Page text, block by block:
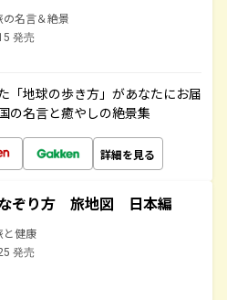
の名言＆絶景
発売
「地球の歩き方」があなたにお届
の名言と癒やしの絶景集
詳細を見る
ぞり方 旅地図 日本編
と健康
発売